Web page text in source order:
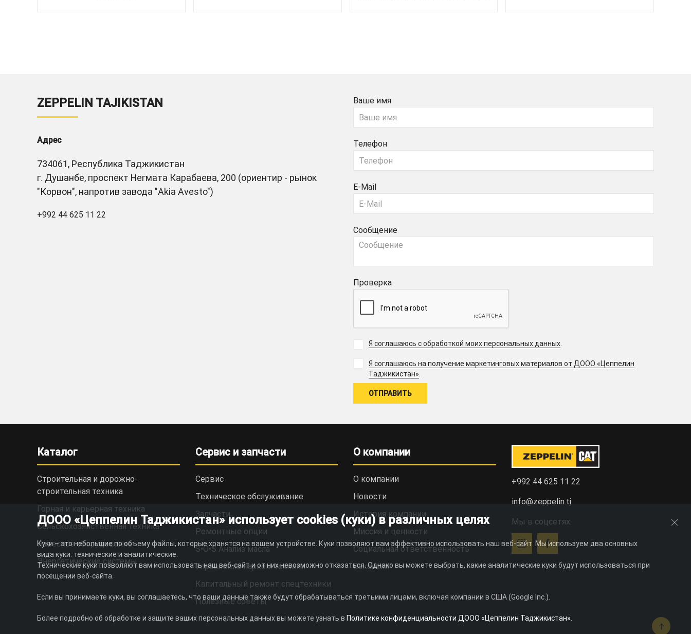
ZEPPELIN TAJIKISTAN
Адрес
734061, Республика Таджикистан
г. Душанбе, проспект Негмата Карабаева, 200 (ориентир - рынок
"Корвон", напротив завода "Akia Avesto")
+992 44 625 11 22
Ваше имя
Телефон
E-Mail
Сообщение
Проверка
Я соглашаюсь с обработкой моих персональных данных
Я соглашаюсь на получение маркетинговых материалов от ДООО «Цеппелин
Таджикистан».
Каталог
Строительная и дорожно-
cтроительная техника
Горная и карьерная техника
Сельскохозяйственная техника
Навесное оборудование
Энергетические системы
Сервис и запчасти
Сервис
Техническое обслуживание
Запчасти
Ремонтные опции
S•O•S Анализ масла
Управление парком техники
Капитальный ремонт спецтехники
Полезные советы
О компании
О компании
Новости
История компании
Миссия и ценности
Социальная ответственность
Вакансии
+992 44 625 11 22
info@zeppelin.tj
Мы в соцсетях:
ДООО «Цеппелин Таджикистан» использует cookies (куки) в различных целях
Куки – это небольшие по объему файлы, которые хранятся на вашем устройстве. Куки позволяют вам эффективно использовать наш веб-сайт. Мы используем два основных
вида куки: технические и аналитические.
Технические куки позволяют вам использовать наш веб-сайт и от них невозможно отказаться. Однако вы можете выбрать, какие аналитические куки будут использоваться при
посещении веб-сайта.
Если вы принимаете куки, вы соглашаетесь, что ваши данные также будут обрабатываться третьими лицами, включая компании в США (Google Inc.).
Более подробно об обработке и защите ваших персональных данных вы можете узнать в Политике конфиденциальности ДООО «Цеппелин Таджикистан»